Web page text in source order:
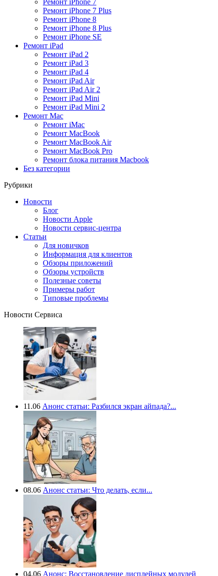
Ремонт iPhone 7
Ремонт iPhone 7 Plus
Ремонт iPhone 8
Ремонт iPhone 8 Plus
Ремонт iPhone SE
Ремонт iPad
Ремонт iPad 2
Ремонт iPad 3
Ремонт iPad 4
Ремонт iPad Air
Ремонт iPad Air 2
Ремонт iPad Mini
Ремонт iPad Mini 2
Ремонт Mac
Ремонт iMac
Ремонт MacBook
Ремонт MacBook Air
Ремонт MacBook Pro
Ремонт блока питания Macbook
Без категории
Рубрики
Новости
Блог
Новости Apple
Новости сервис-центра
Статьи
Для новичков
Информация для клиентов
Обзоры приложений
Обзоры устройств
Полезные советы
Примеры работ
Типовые проблемы
Новости Сервиса
11.06 Анонс статьи: Разбился экран айпада?...
08.06 Анонс статьи: Что делать, если...
04.06 Анонс: Восстановление дисплейных модулей